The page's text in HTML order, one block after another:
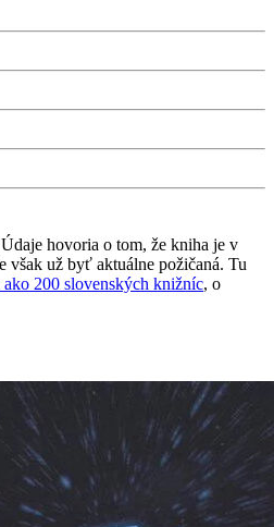
hovoria o tom, že kniha je v
však už byť aktuálne požičaná. Tu
200 slovenských knižníc, o